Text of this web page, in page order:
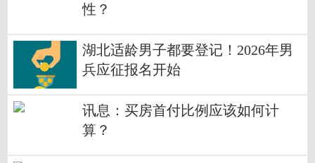
性？
湖北适龄男子都要登记！2026年男
兵应征报名开始
讯息：买房首付比例应该如何计
算？